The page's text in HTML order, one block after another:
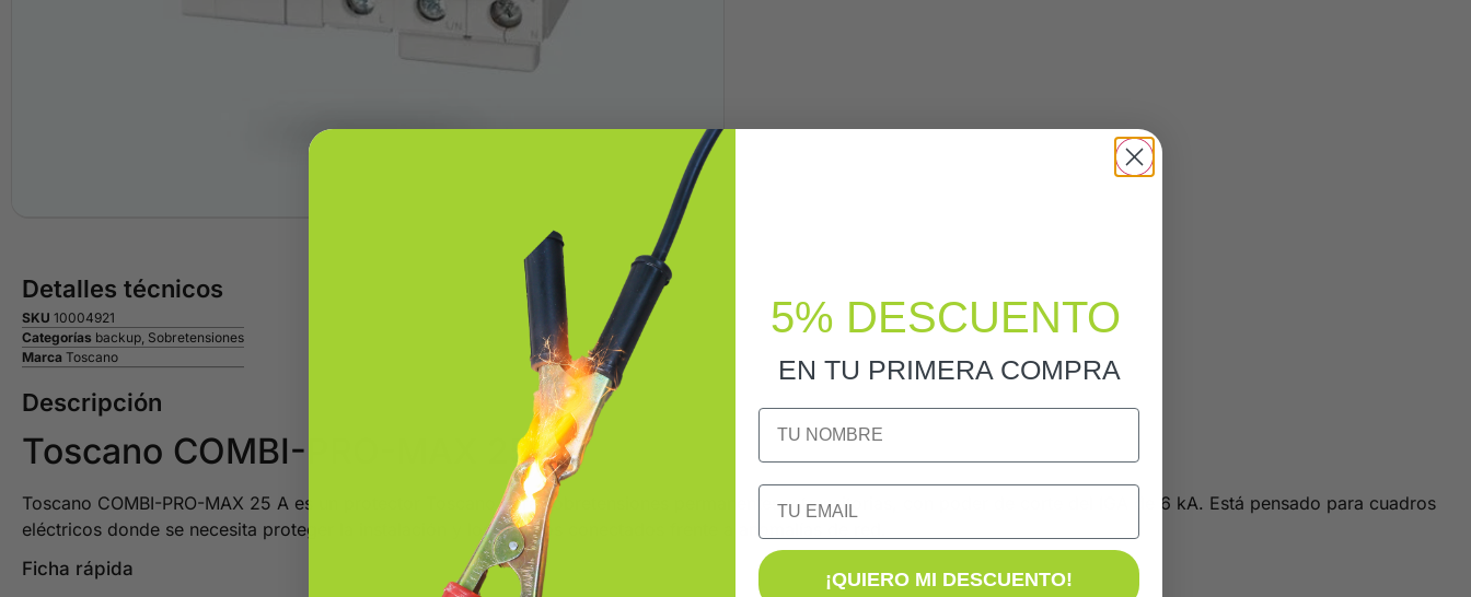
Detalles técnicos
SKU 10004921
Categorías backup Sobretensiones
Marca Toscano
Descripción
Toscano COMBI-PRO-MAX 25 A
Toscano COMBI-PRO-MAX 25 A es un protector Toscano para sobretensiones permanentes y transitorias, con poder de corte del IGA de 6 kA. Está pensado para cuadros
eléctricos donde se necesita proteger la instalación y los equipos conectados frente a anomalías de red.
Ficha rápida
5% DESCUENTO
EN TU PRIMERA COMPRA
NOMBRE
Email
¡QUIERO MI DESCUENTO!